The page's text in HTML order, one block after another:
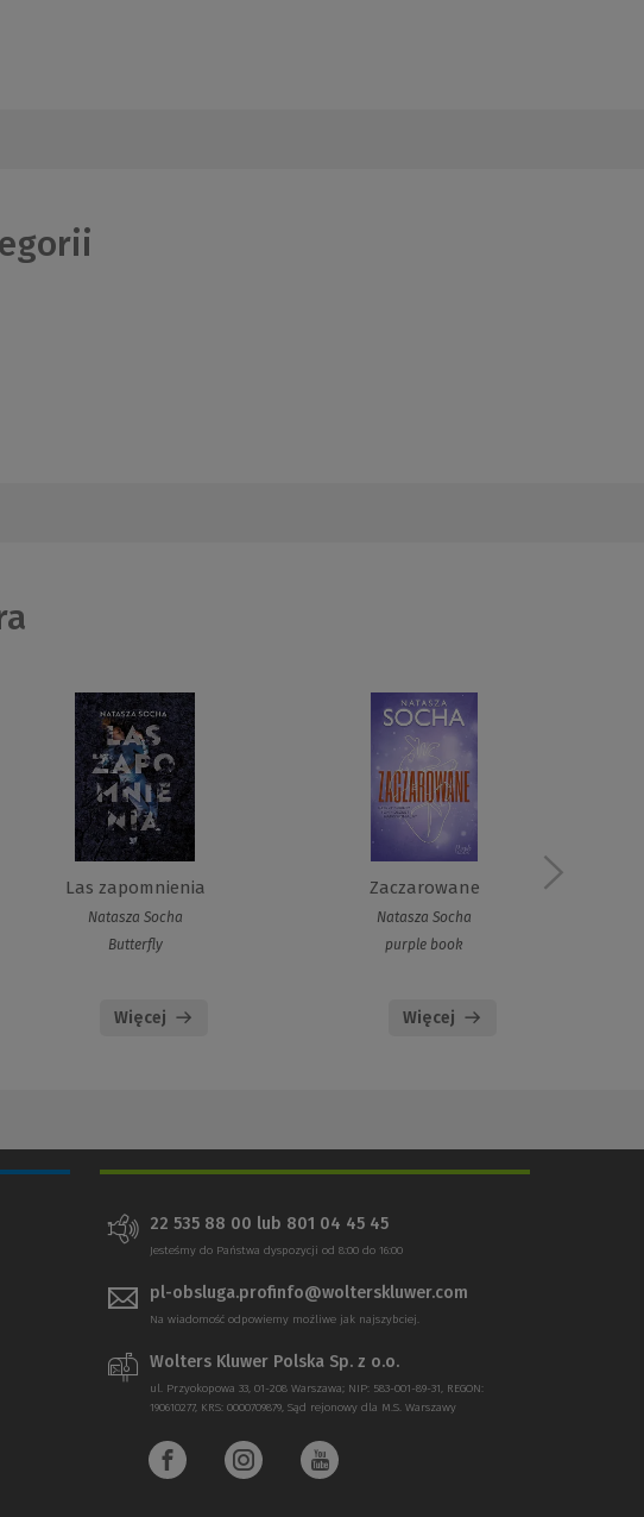
Las zapomnienia
Natasza Socha
Butterfly
Więcej
Zaczarowane
Natasza Socha
purple book
Więcej
22 535 88 00 lub 801 04 45 45
Jesteśmy do Państwa dyspozycji od 8:00 do 16:00
pl-obsluga.profinfo@wolterskluwer.com
Na wiadomość odpowiemy możliwe jak najszybciej.
Wolters Kluwer Polska Sp. z o.o.
ul. Przyokopowa 33, 01-208 Warszawa; NIP: 583-001-89-31, REGON:
190610277, KRS: 0000709879, Sąd rejonowy dla M.S. Warszawy